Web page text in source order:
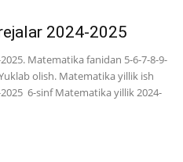
2024-2025
Matematika fanidan 5-6-7-8-9-
olish. Matematika yillik ish
6-sinf Matematika yillik 2024-